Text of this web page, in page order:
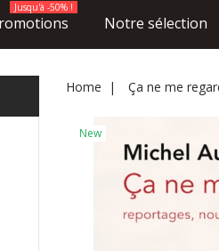
Jusqu'à -50% !
Notre sélection
Home Ça ne me
New